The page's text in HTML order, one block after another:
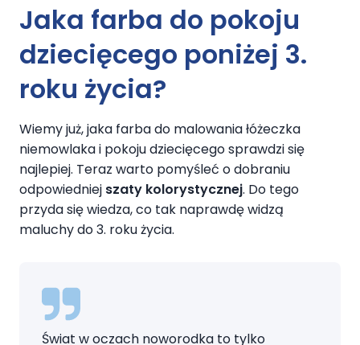
Jaka farba do pokoju
dziecięcego poniżej 3.
roku życia?
Wiemy już, jaka farba do malowania łóżeczka
niemowlaka i pokoju dziecięcego sprawdzi się
najlepiej. Teraz warto pomyśleć o dobraniu
odpowiedniej szaty kolorystycznej. Do tego
przyda się wiedza, co tak naprawdę widzą
maluchy do 3. roku życia.
Świat w oczach noworodka to tylko